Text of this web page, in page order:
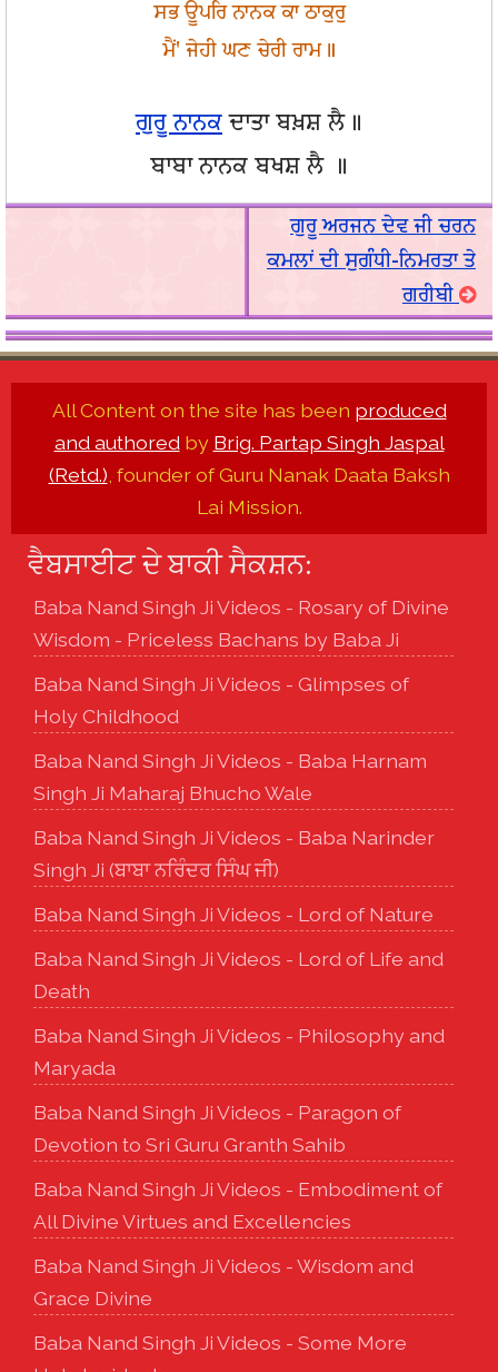
ਸਭ ਊਪਰਿ ਨਾਨਕ ਕਾ ਠਾਕੁਰੁ
ਮੈਂ' ਜੇਹੀ ਘਣ ਚੇਰੀ ਰਾਮ॥
ਗੁਰੂ ਨਾਨਕ ਦਾਤਾ ਬਖ਼ਸ਼ ਲੈ॥
ਬਾਬਾ ਨਾਨਕ ਬਖਸ਼ ਲੈ ॥
ਗੁਰੂ ਅਰਜਨ ਦੇਵ ਜੀ ਚਰਨ
ਕਮਲਾਂ ਦੀ ਸੁਗੰਧੀ-ਨਿਮਰਤਾ ਤੇ
ਗਰੀਬੀ
All Content on the site has been produced
and authored by Brig. Partap Singh Jaspal
(Retd.) , founder of Guru Nanak Daata Baksh
Lai Mission.
ਵੈਬਸਾਈਟ ਦੇ ਬਾਕੀ ਸੈਕਸ਼ਨ:
Baba Nand Singh Ji Videos - Rosary of Divine
Wisdom - Priceless Bachans by Baba Ji
Baba Nand Singh Ji Videos - Glimpses of
Holy Childhood
Baba Nand Singh Ji Videos - Baba Harnam
Singh Ji Maharaj Bhucho Wale
Baba Nand Singh Ji Videos - Baba Narinder
Singh Ji (ਬਾਬਾ ਨਰਿੰਦਰ ਸਿੰਘ ਜੀ)
Baba Nand Singh Ji Videos - Lord of Nature
Baba Nand Singh Ji Videos - Lord of Life and
Death
Baba Nand Singh Ji Videos - Philosophy and
Maryada
Baba Nand Singh Ji Videos - Paragon of
Devotion to Sri Guru Granth Sahib
Baba Nand Singh Ji Videos - Embodiment of
All Divine Virtues and Excellencies
Baba Nand Singh Ji Videos - Wisdom and
Grace Divine
Baba Nand Singh Ji Videos - Some More